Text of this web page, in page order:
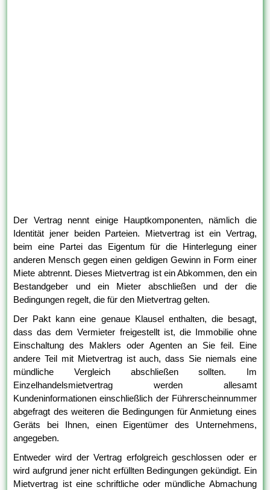
Der Vertrag nennt einige Hauptkomponenten, nämlich die
Identität jener beiden Parteien. Mietvertrag ist ein Vertrag,
beim eine Partei das Eigentum für die Hinterlegung einer
anderen Mensch gegen einen geldigen Gewinn in Form einer
Miete abtrennt. Dieses Mietvertrag ist ein Abkommen, den ein
Bestandgeber und ein Mieter abschließen und der die
Bedingungen regelt, die für den Mietvertrag gelten.
Der Pakt kann eine genaue Klausel enthalten, die besagt,
dass das dem Vermieter freigestellt ist, die Immobilie ohne
Einschaltung des Maklers oder Agenten an Sie feil. Eine
andere Teil mit Mietvertrag ist auch, dass Sie niemals eine
mündliche Vergleich abschließen sollten. Im
Einzelhandelsmietvertrag werden allesamt
Kundeninformationen einschließlich der Führerscheinnummer
abgefragt des weiteren die Bedingungen für Anmietung eines
Geräts bei Ihnen, einen Eigentümer des Unternehmens,
angegeben.
Entweder wird der Vertrag erfolgreich geschlossen oder er
wird aufgrund jener nicht erfüllten Bedingungen gekündigt. Ein
Mietvertrag ist eine schriftliche oder mündliche Abmachung